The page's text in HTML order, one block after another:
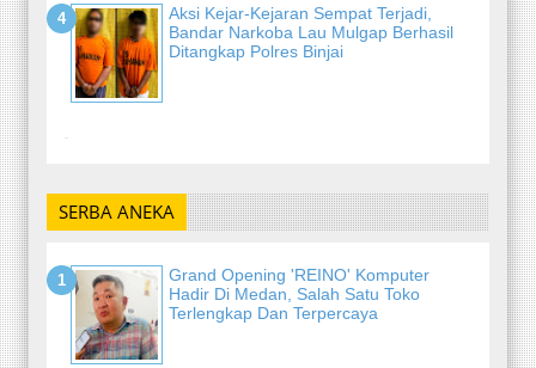
Aksi Kejar-Kejaran Sempat Terjadi,
Bandar Narkoba Lau Mulgap Berhasil
Ditangkap Polres Binjai
-
SERBA ANEKA
Grand Opening 'REINO' Komputer
Hadir Di Medan, Salah Satu Toko
Terlengkap Dan Terpercaya